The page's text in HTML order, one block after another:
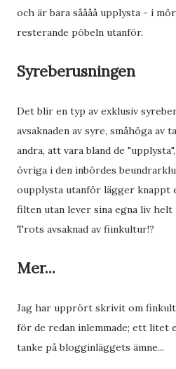
och är bara såååå upplysta - i
resterande pöbeln utanför.
Syreberusningen
Det blir en typ av exklusiv
avsaknaden av syre, småhöga av
andra, att vara bland de
övriga i den inbördes
oupplysta utanför lägger knappt
filten utan lever sina egna liv helt
Trots avsaknad av fiinkultur!?
Mer...
Jag har upprört skrivit om
för de redan inlemmade; ett litet
tanke på blogginläggets ämne...